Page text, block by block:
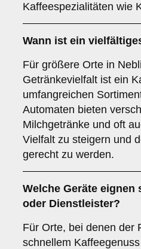
Kaffeespezialitäten wie
Wann ist ein
Für größere Orte in
Getränkevielfalt ist ein
umfangreichen
Automaten bieten
Milchgetränke und oft
Vielfalt zu steigern und
gerecht zu werden.
Welche Geräte
oder Dienstleister?
Für Orte, bei denen der
schnellem